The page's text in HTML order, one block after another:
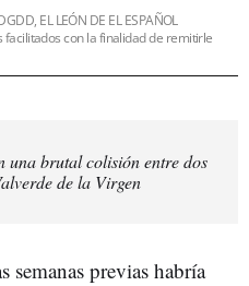
EL LEÓN DE EL ESPAÑOL
facilitados con la finalidad de remitirle
una brutal colisión entre dos
de la Virgen
semanas previas habría